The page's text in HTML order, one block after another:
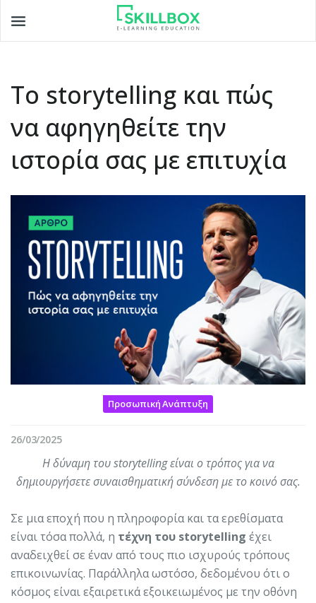
Το storytelling και πώς
να αφηγηθείτε την
ιστορία σας με επιτυχία
Προσωπική Ανάπτυξη
26/03/2025
Η δύναμη του storytelling είναι ο τρόπος για να
δημιουργήσετε συναισθηματική σύνδεση με το κοινό σας.
Σε μια εποχή που η πληροφορία και τα ερεθίσματα
είναι τόσα πολλά, η τέχνη του storytelling έχει
αναδειχθεί σε έναν από τους πιο ισχυρούς τρόπους
επικοινωνίας. Παράλληλα ωστόσο, δεδομένου ότι ο
κόσμος είναι εξαιρετικά εξοικειωμένος με την οθόνη